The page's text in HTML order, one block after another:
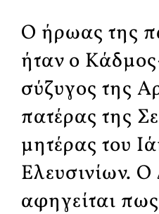
Ο ήρωας της
ήταν ο
σύζυγος της
πατέρας της
μητέρας του
Ελευσινίων.
αφηγείται